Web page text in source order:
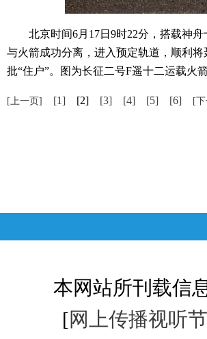
北京时间6月17日9时22分，搭载神舟
与火箭成功分离，进入预定轨道，顺利
批“住户”。图为长征二号F遥十二运载
[上一页] [1] [2] [3] [4] [5] [6] [
本网站所刊载信
[网上传播视听